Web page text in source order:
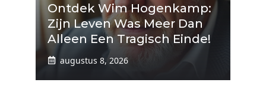
Ontdek Wim Hogenkamp:
Zijn Leven Was Meer Dan
Alleen Een Tragisch Einde!
augustus 8, 2026